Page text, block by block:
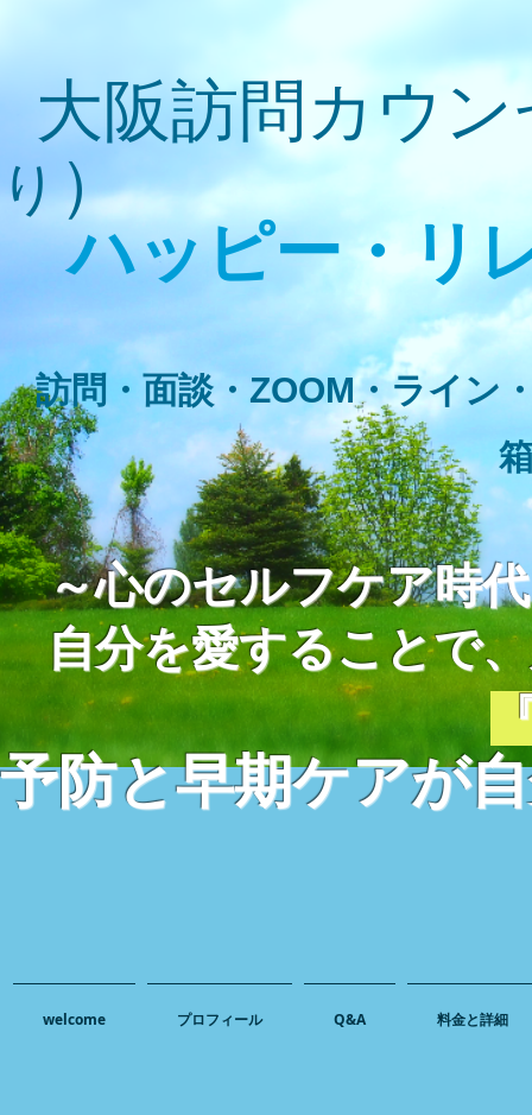
大阪訪問カウ
り）
ハッピー・リ
訪問・面談・ZOOM・ライン
箱庭療法・絵
～心のセルフケア時
自分を愛することで、
予防と早期ケアが
welcome プロフィール Q&A 料金と詳細